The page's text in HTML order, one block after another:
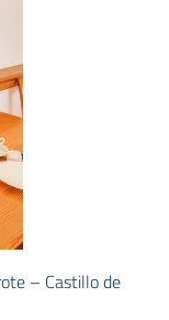
– Castillo de